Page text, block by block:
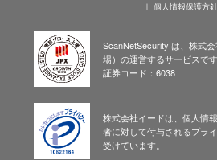
個人情報保護方針
ScanNetSecurity は、株式
場）の運営するサービスです
証券コード：6038
株式会社イードは、個人情
者に対して付与されるプラ
受けています。